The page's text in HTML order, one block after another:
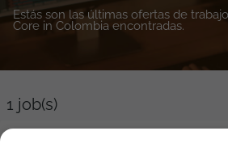
Estás son las últimas ofertas de
Core in Colombia encontradas.
1 job(s)